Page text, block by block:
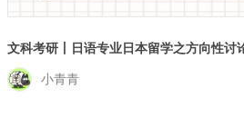
文科考研丨日语专业日本留学之方向性讨
小青青